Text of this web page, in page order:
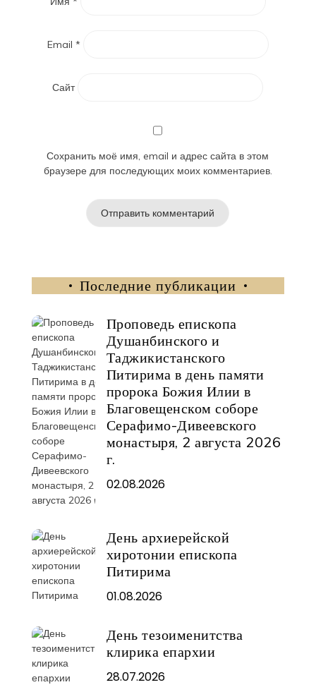
Email *
Сайт
Сохранить моё имя, email и адрес сайта в этом
браузере для последующих моих комментариев.
Последние публикации
Проповедь епископа
Душанбинского и
Таджикистанского
Питирима в день памяти
пророка Божия Илии в
Благовещенском соборе
Серафимо-Дивеевского
монастыря, 2 августа 2026
г.
02.08.2026
День архиерейской
хиротонии епископа
Питирима
01.08.2026
День тезоименитства
клирика епархии
28.07.2026